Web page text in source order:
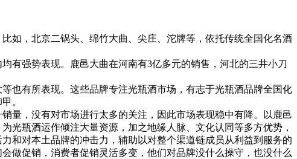
，北京二锅头、绵竹大曲、尖庄、沱牌等，依托传统全国化名酒
强势表现。鹿邑大曲在河南有3亿多元的销售，河北的三井小刀
有所表现。这些品牌专注光瓶酒市场，有志于光瓶酒品牌全国化
。
，没有对市场进行太多的关注，因此市场表现稳中有降。以鹿邑
光瓶酒运作倾注大量资源，加之地缘人脉、文化认同等多方优势，
和对本土品牌的冲击力，辅助以对整个渠道链成员从利益到服务的
做促销，消费者促销灵活多变，他们对品牌没什么操守，也没什么